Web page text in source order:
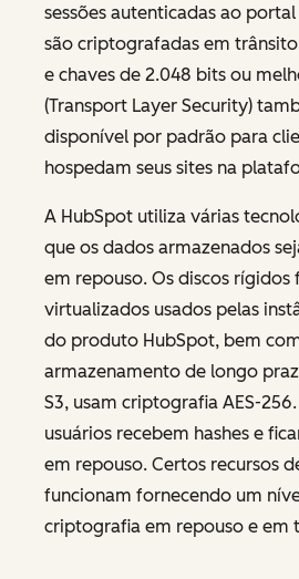
sessões autenticadas ao
são criptografadas em trânsito
e chaves de 2.048 bits ou
(Transport Layer Security)
disponível por padrão para
hospedam seus sites na
A HubSpot utiliza várias
que os dados armazenados
em repouso. Os discos rígidos
virtualizados usados pelas
do produto HubSpot, bem
armazenamento de longo
S3, usam criptografia AES-
usuários recebem hashes e
em repouso. Certos recursos
funcionam fornecendo um
criptografia em repouso e em